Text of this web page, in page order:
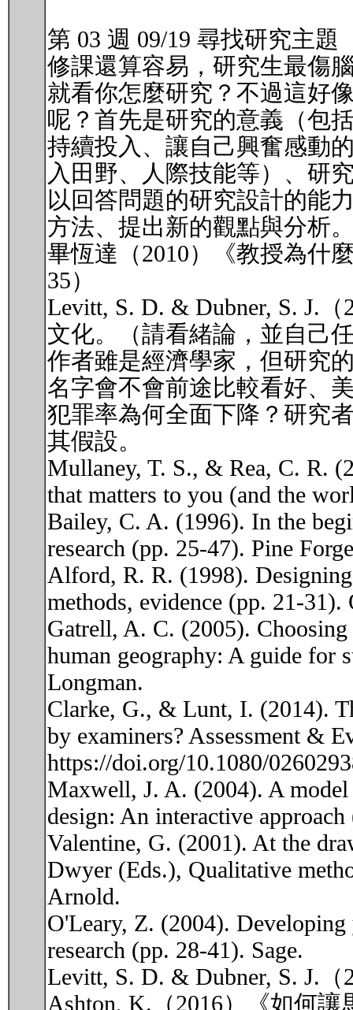
第 03 週 09/19 尋找研究主題
修課還算容易，研究生最傷
就看你怎麼研究？不過這好
呢？首先是研究的意義（包
持續投入、讓自己興奮感動
入田野、人際技能等）、研
以回答問題的研究設計的能
方法、提出新的觀點與分析
畢恆達（2010）《教授為什
35）
Levitt, S. D. & Dubner, S. J.
文化。（請看緒論，並自己
作者雖是經濟學家，但研究
名字會不會前途比較看好、
犯罪率為何全面下降？研究
其假設。
Mullaney, T. S., & Rea, C. R.
that matters to you (and the
Bailey, C. A. (1996). In the
research (pp. 25-47). Pine
Alford, R. R. (1998).
methods, evidence (pp. 21-
Gatrell, A. C. (2005).
human geography: A guide for
Longman.
Clarke, G., & Lunt, I. (2014).
by examiners? Assessment &
https://doi.org/10.1080/
Maxwell, J. A. (2004). A model
design: An interactive
Valentine, G. (2001). At the
Dwyer (Eds.), Qualitative
Arnold.
O'Leary, Z. (2004). Developing
research (pp. 28-41). Sage.
Levitt, S. D. & Dubner, S. J.
Ashton, K.（2016）《如何